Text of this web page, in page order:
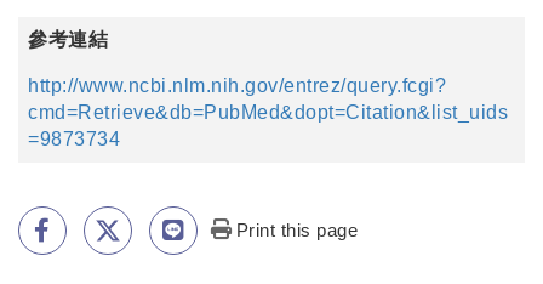
參考連結
http://www.ncbi.nlm.nih.gov/entrez/query.fcgi?
cmd=Retrieve&db=PubMed&dopt=Citation&list_uids
=9873734
Print this page